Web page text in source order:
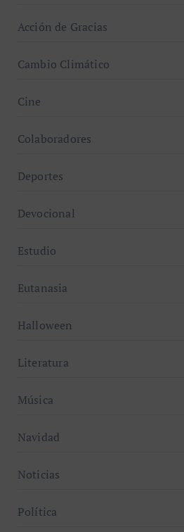
Acción de Gracias
Cambio Climático
Cine
Colaboradores
Deportes
Devocional
Estudio
Eutanasia
Halloween
Literatura
Música
Navidad
Noticias
Política